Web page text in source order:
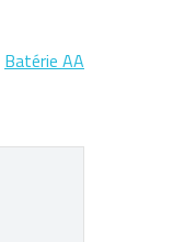
Batérie AA